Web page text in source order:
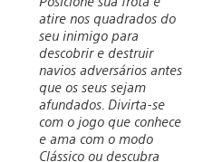
atire nos quadrados do
seu inimigo para
descobrir e destruir
navios adversários antes
que os seus sejam
afundados. Divirta-se
com o jogo que conhece
e ama com o modo
Clássico ou descubra